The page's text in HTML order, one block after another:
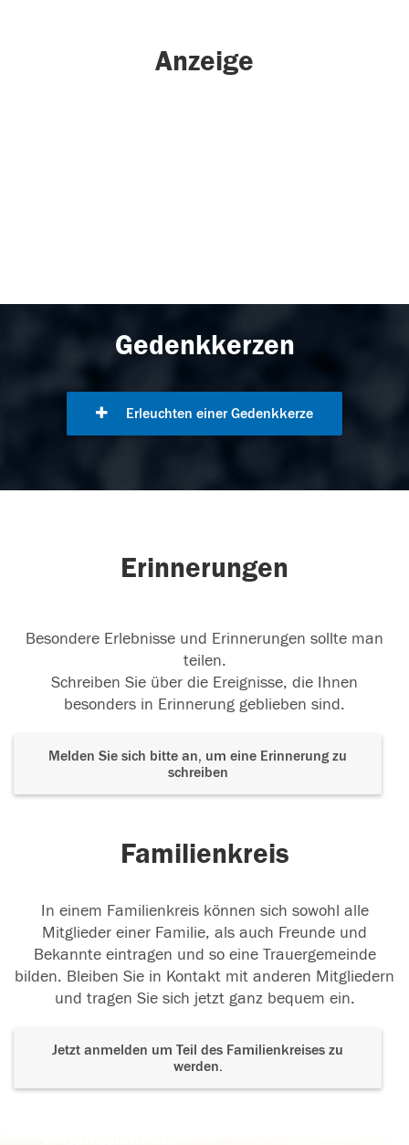
Anzeige
Gedenkkerzen
Erleuchten einer Gedenkkerze
Erinnerungen
Besondere Erlebnisse und Erinnerungen sollte man
teilen.
Schreiben Sie über die Ereignisse, die Ihnen
besonders in Erinnerung geblieben sind.
Melden Sie sich bitte an, um eine Erinnerung zu
schreiben
Familienkreis
In einem Familienkreis können sich sowohl alle
Mitglieder einer Familie, als auch Freunde und
Bekannte eintragen und so eine Trauergemeinde
bilden. Bleiben Sie in Kontakt mit anderen Mitgliedern
und tragen Sie sich jetzt ganz bequem ein.
Jetzt anmelden um Teil des Familienkreises zu
werden.